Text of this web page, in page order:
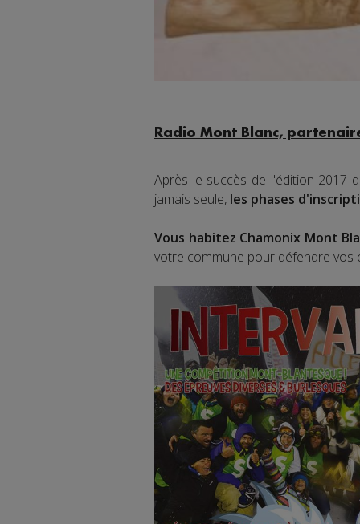
Radio Mont Blanc,
Après le succès de l'édition 2017
jamais seule, les phases
Vous habitez Chamonix Mont
votre commune pour défendre vos